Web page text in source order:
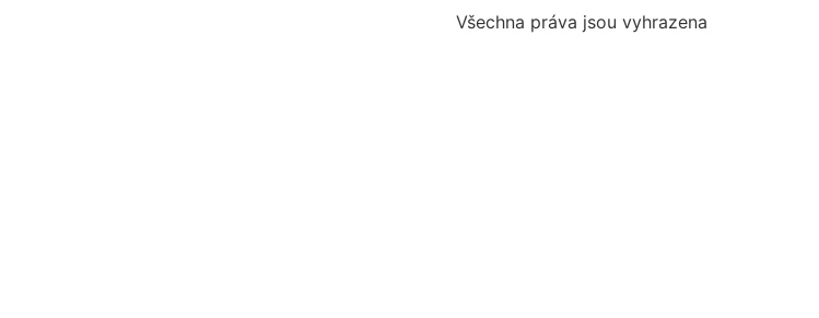
Všechna práva jsou vyhrazena